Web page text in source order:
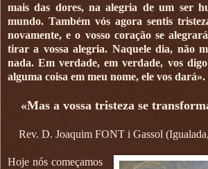
mais das dores, na alegria de um ser
mundo. Também vós agora sentis
novamente, e o vosso coração se
tirar a vossa alegria. Naquele dia, não
nada. Em verdade, em verdade, vos
alguma coisa em meu nome, ele vos dará».
«Mas a vossa tristeza se
Rev. D. Joaquim FONT i Gassol
Hoje nós começamos